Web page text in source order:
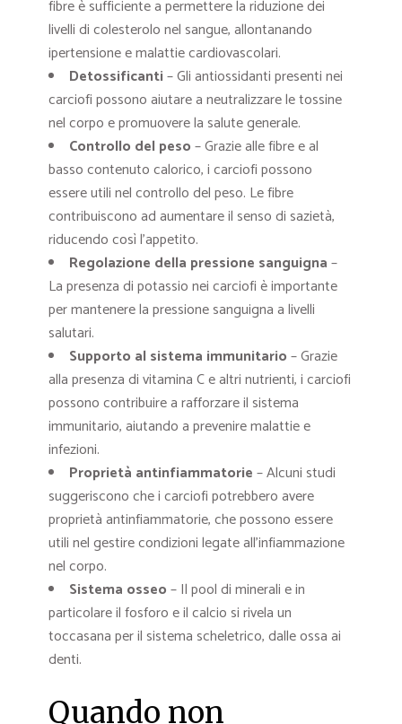
fibre è sufficiente a permettere la riduzione dei
livelli di colesterolo nel sangue, allontanando
ipertensione e malattie cardiovascolari.
Detossificanti– Gli antiossidanti presenti nei
carciofi possono aiutare a neutralizzare le tossine
nel corpo e promuovere la salute generale.
Controllo del peso– Grazie alle fibre e al
basso contenuto calorico, i carciofi possono
essere utili nel controllo del peso. Le fibre
contribuiscono ad aumentare il senso di sazietà,
riducendo così l’appetito.
Regolazione della pressione sanguigna–
La presenza di potassio nei carciofi è importante
per mantenere la pressione sanguigna a livelli
salutari.
Supporto al sistema immunitario– Grazie
alla presenza di vitamina C e altri nutrienti, i carciofi
possono contribuire a rafforzare il sistema
immunitario, aiutando a prevenire malattie e
infezioni.
Proprietà antinfiammatorie– Alcuni studi
suggeriscono che i carciofi potrebbero avere
proprietà antinfiammatorie, che possono essere
utili nel gestire condizioni legate all’infiammazione
nel corpo.
Sistema osseo– Il pool di minerali e in
particolare il fosforo e il calcio si rivela un
toccasana per il sistema scheletrico, dalle ossa ai
denti.
Quando non